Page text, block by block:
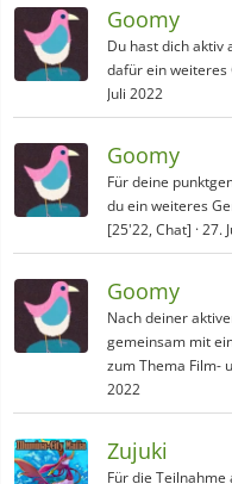
Goomy
Du hast dich aktiv
dafür ein weiteres
Juli 2022
Goomy
Für deine
du ein weiteres
[25'22, Chat] 27.
Goomy
Nach deiner
gemeinsam mit
zum Thema Film-
2022
Zujuki
Für die